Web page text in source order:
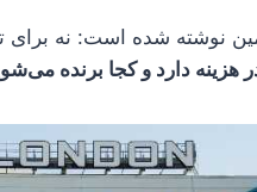
نوشته شده است: نه برای
هزینه دارد و کجا برنده